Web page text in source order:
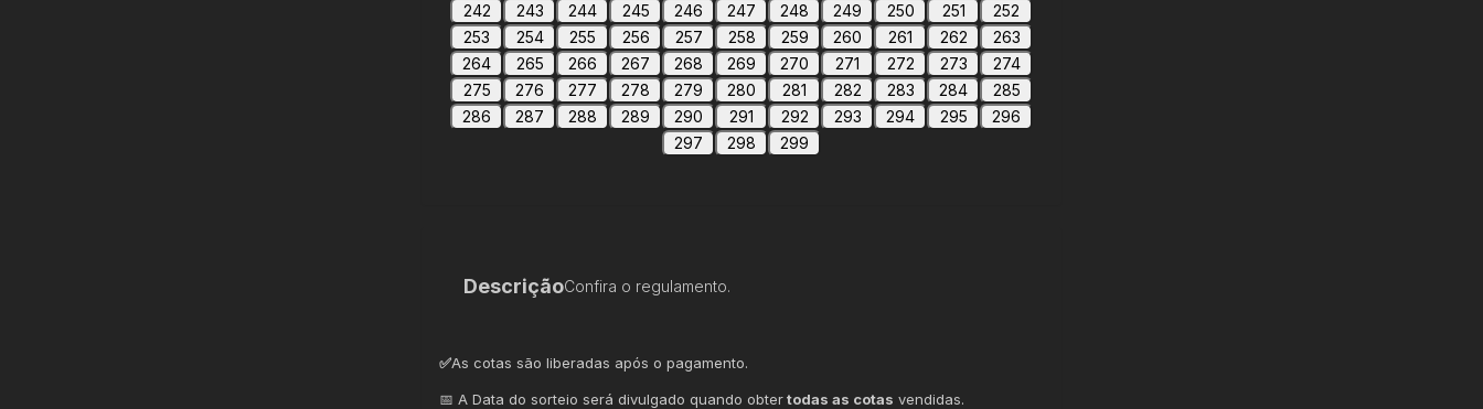
242
243 244 245 246 247 248 249 250 251
252
253
254 255 256 257 258 259 260 261 262
263
264
265 266 267 268 269 270 271 272 273
274
275
276 277 278 279 280 281 282 283 284
285
286
287 288 289 290 291 292 293 294 295
296
297
298 299
DescriçãoConfira o regulamento.
✅As cotas são liberadas após o pagamento.
📅 A Data do sorteio será divulgado quando obtertodas as cotas vendidas.